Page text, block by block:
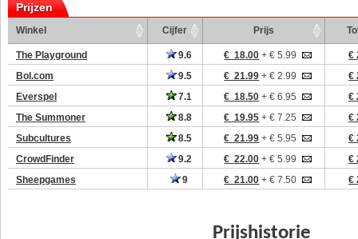
Prijzen
Winkel Cijfer Prijs
The Playground 9.6 € 18.00 + € 5.99
€
Bol.com
9.5 € 21.99 + € 2.99
€
Everspel
7.1 € 18.50 + € 6.95
€
The Summoner
8.8 € 19.95 + € 7.25
€
Subcultures
8.5 € 21.99 + € 5.95
€
CrowdFinder
9.2 € 22.00 + € 5.99
€
Sheepgames
9 € 21.00 + € 7.50 €